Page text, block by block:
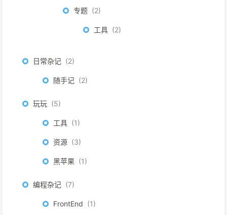
专题 2
工具 2
日常杂记 2
随手记 2
玩玩 5
工具 1
资源 3
黑苹果 1
编程杂记 7
FrontEnd 1